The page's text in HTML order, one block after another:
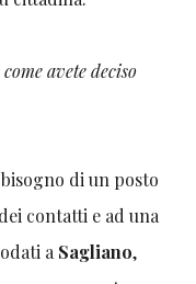
avete deciso
di un posto
contatti e ad una
a Sagliano,